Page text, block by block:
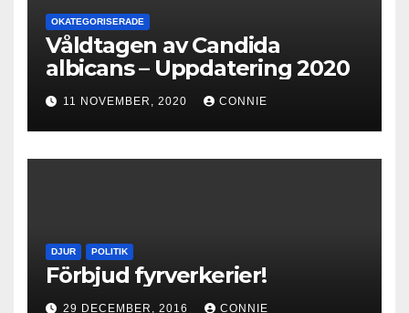
OKATEGORISERADE
Våldtagen av Candida
albicans – Uppdatering 2020
11 NOVEMBER, 2020 CONNIE
DJUR POLITIK
Förbjud fyrverkerier!
29 DECEMBER, 2016 CONNIE